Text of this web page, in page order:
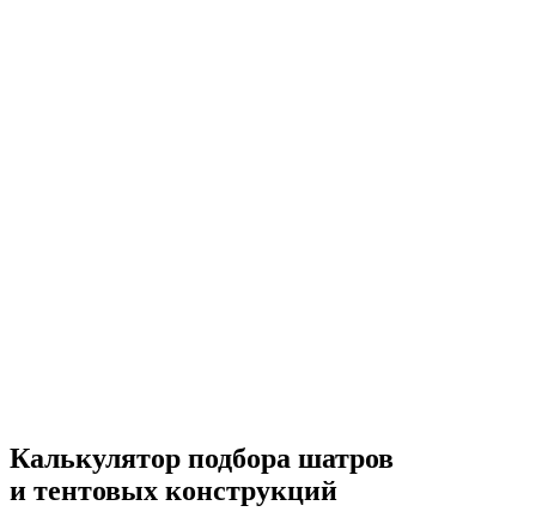
Калькулятор подбора шатров
и тентовых конструкций